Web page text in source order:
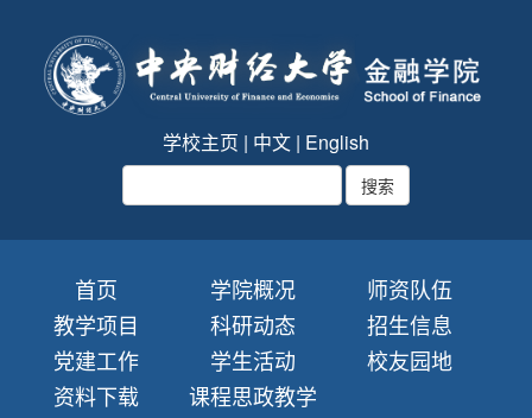
学校主页 | 中文 | English
首页 学院概况
师资队伍
教学项目
科研动态
招生信息
党建工作
学生活动
校友园地
资料下载
课程思政教学